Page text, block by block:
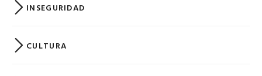
INSEGURIDAD
CULTURA